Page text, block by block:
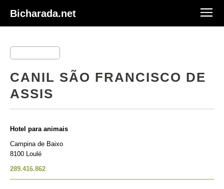
Bicharada.net
CANIL SÃO FRANCISCO DE
ASSIS
Hotel para animais
Campina de Baixo
8100 Loulé
289.416.862